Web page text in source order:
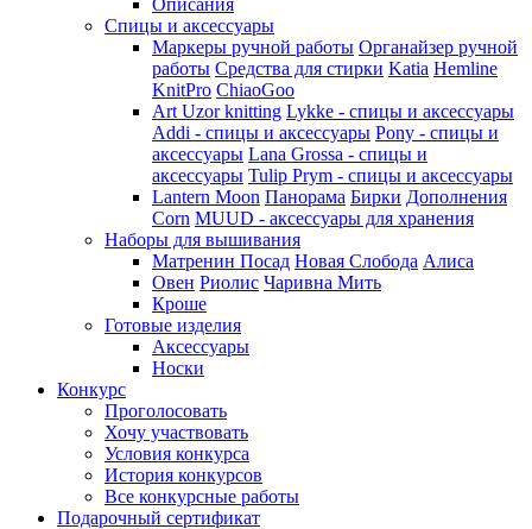
Описания
Спицы и аксессуары
Маркеры ручной работы Органайзер ручной
работы Средства для стирки Katia Hemline
KnitPro ChiaoGoo
Art Uzor knitting Lykke - спицы и аксессуары
Addi - спицы и аксессуары Pony - спицы и
аксессуары Lana Grossa - спицы и
аксессуары Tulip Prym - спицы и аксессуары
Lantern Moon Панорама Бирки Дополнения
Corn MUUD - аксессуары для хранения
Наборы для вышивания
Матренин Посад Новая Слобода Алиса
Овен Риолис Чаривна Мить
Кроше
Готовые изделия
Аксессуары
Носки
Конкурс
Проголосовать
Хочу участвовать
Условия конкурса
История конкурсов
Все конкурсные работы
Подарочный сертификат